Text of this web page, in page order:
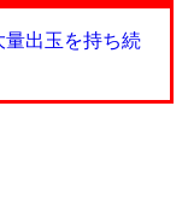
量出玉を持ち続